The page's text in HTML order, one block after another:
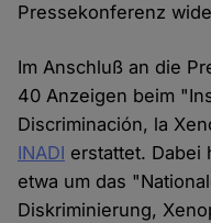
Pressekonferenz
Im Anschluß an die
40 Anzeigen beim
Discriminación, la
INADI erstattet. Dabei
etwa um das
Diskriminierung,